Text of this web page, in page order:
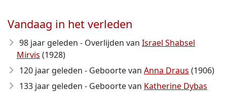
Vandaag in het verleden
98 jaar geleden - Overlijden van Israel Shabsel
Mirvis (1928)
120 jaar geleden - Geboorte van Anna Draus (1906)
133 jaar geleden - Geboorte van Katherine Dybas